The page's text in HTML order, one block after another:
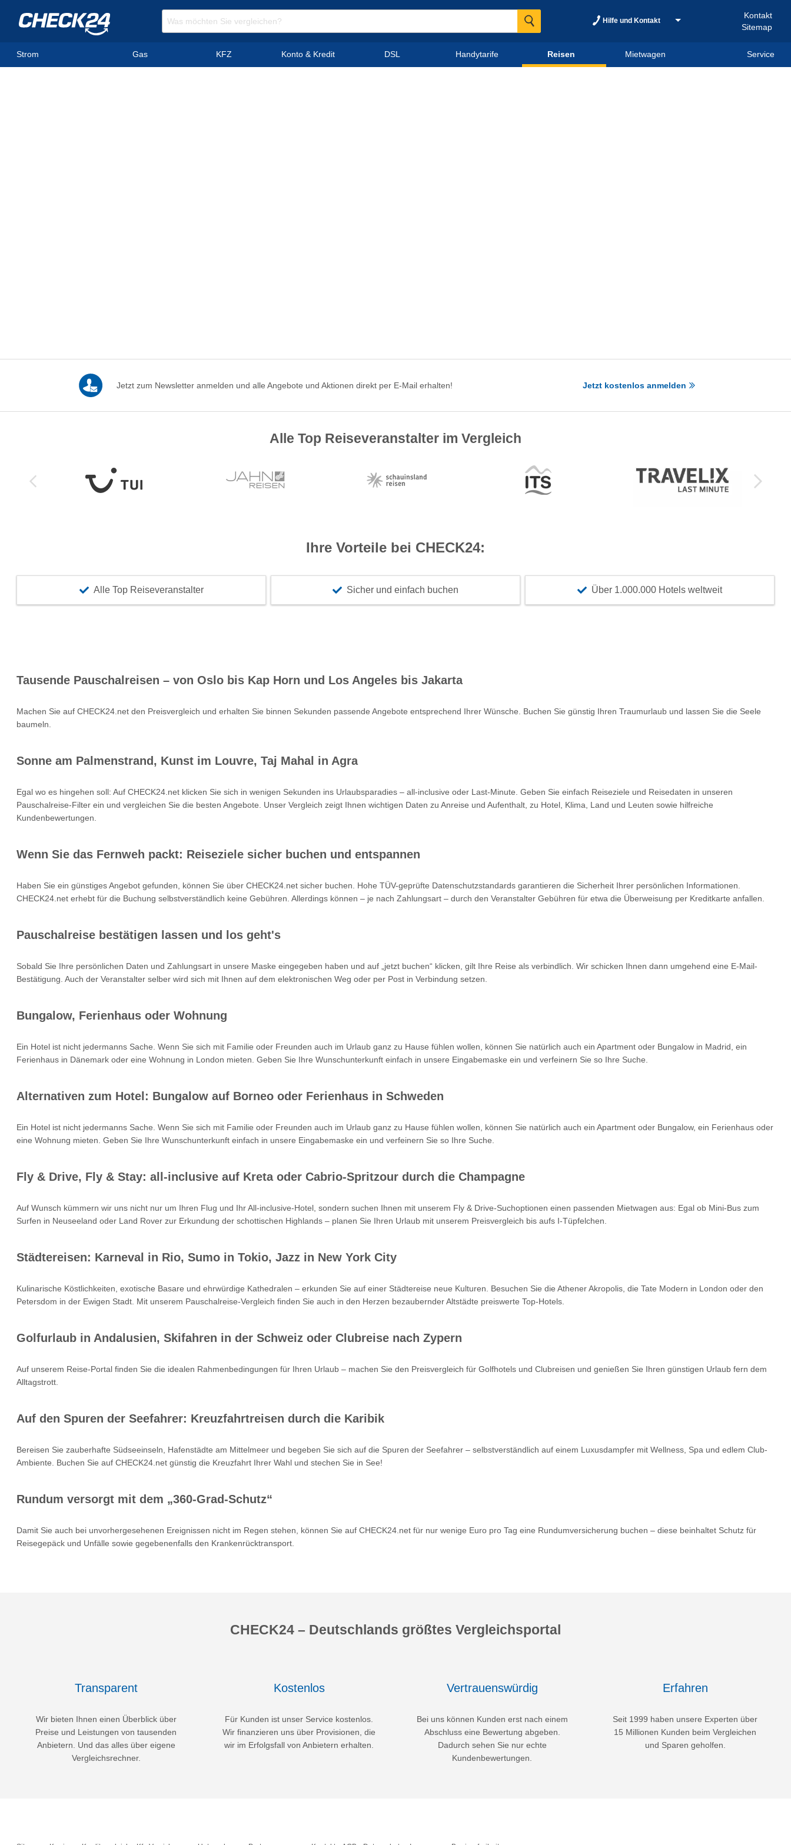
Hilfe und Kontakt
Kontakt
Sitemap
Strom Gas KFZ Konto & Kredit DSL Handytarife Reisen Mietwagen Service
Jetzt zum Newsletter anmelden und alle Angebote und Aktionen direkt per E-Mail erhalten! Jetzt kostenlos anmelden
Alle Top Reiseveranstalter im Vergleich
Ihre Vorteile bei CHECK24:
Alle Top Reiseveranstalter Sicher und einfach buchen Über 1.000.000 Hotels weltweit
Tausende Pauschalreisen – von Oslo bis Kap Horn und Los Angeles bis Jakarta
Machen Sie auf CHECK24.net den Preisvergleich und erhalten Sie binnen Sekunden passende Angebote entsprechend Ihrer Wünsche. Buchen Sie günstig Ihren Traumurlaub und lassen Sie die Seele
baumeln.
Sonne am Palmenstrand, Kunst im Louvre, Taj Mahal in Agra
Egal wo es hingehen soll: Auf CHECK24.net klicken Sie sich in wenigen Sekunden ins Urlaubsparadies – all-inclusive oder Last-Minute. Geben Sie einfach Reiseziele und Reisedaten in unseren
Pauschalreise-Filter ein und vergleichen Sie die besten Angebote. Unser Vergleich zeigt Ihnen wichtigen Daten zu Anreise und Aufenthalt, zu Hotel, Klima, Land und Leuten sowie hilfreiche
Kundenbewertungen.
Wenn Sie das Fernweh packt: Reiseziele sicher buchen und entspannen
Haben Sie ein günstiges Angebot gefunden, können Sie über CHECK24.net sicher buchen. Hohe TÜV-geprüfte Datenschutzstandards garantieren die Sicherheit Ihrer persönlichen Informationen.
CHECK24.net erhebt für die Buchung selbstverständlich keine Gebühren. Allerdings können – je nach Zahlungsart – durch den Veranstalter Gebühren für etwa die Überweisung per Kreditkarte anfallen.
Pauschalreise bestätigen lassen und los geht's
Sobald Sie Ihre persönlichen Daten und Zahlungsart in unsere Maske eingegeben haben und auf „jetzt buchen“ klicken, gilt Ihre Reise als verbindlich. Wir schicken Ihnen dann umgehend eine E-Mail-
Bestätigung. Auch der Veranstalter selber wird sich mit Ihnen auf dem elektronischen Weg oder per Post in Verbindung setzen.
Bungalow, Ferienhaus oder Wohnung
Ein Hotel ist nicht jedermanns Sache. Wenn Sie sich mit Familie oder Freunden auch im Urlaub ganz zu Hause fühlen wollen, können Sie natürlich auch ein Apartment oder Bungalow in Madrid, ein
Ferienhaus in Dänemark oder eine Wohnung in London mieten. Geben Sie Ihre Wunschunterkunft einfach in unsere Eingabemaske ein und verfeinern Sie so Ihre Suche.
Alternativen zum Hotel: Bungalow auf Borneo oder Ferienhaus in Schweden
Ein Hotel ist nicht jedermanns Sache. Wenn Sie sich mit Familie oder Freunden auch im Urlaub ganz zu Hause fühlen wollen, können Sie natürlich auch ein Apartment oder Bungalow, ein Ferienhaus oder
eine Wohnung mieten. Geben Sie Ihre Wunschunterkunft einfach in unsere Eingabemaske ein und verfeinern Sie so Ihre Suche.
Fly & Drive, Fly & Stay: all-inclusive auf Kreta oder Cabrio-Spritzour durch die Champagne
Auf Wunsch kümmern wir uns nicht nur um Ihren Flug und Ihr All-inclusive-Hotel, sondern suchen Ihnen mit unserem Fly & Drive-Suchoptionen einen passenden Mietwagen aus: Egal ob Mini-Bus zum
Surfen in Neuseeland oder Land Rover zur Erkundung der schottischen Highlands – planen Sie Ihren Urlaub mit unserem Preisvergleich bis aufs I-Tüpfelchen.
Städtereisen: Karneval in Rio, Sumo in Tokio, Jazz in New York City
Kulinarische Köstlichkeiten, exotische Basare und ehrwürdige Kathedralen – erkunden Sie auf einer Städtereise neue Kulturen. Besuchen Sie die Athener Akropolis, die Tate Modern in London oder den
Petersdom in der Ewigen Stadt. Mit unserem Pauschalreise-Vergleich finden Sie auch in den Herzen bezaubernder Altstädte preiswerte Top-Hotels.
Golfurlaub in Andalusien, Skifahren in der Schweiz oder Clubreise nach Zypern
Auf unserem Reise-Portal finden Sie die idealen Rahmenbedingungen für Ihren Urlaub – machen Sie den Preisvergleich für Golfhotels und Clubreisen und genießen Sie Ihren günstigen Urlaub fern dem
Alltagstrott.
Auf den Spuren der Seefahrer: Kreuzfahrtreisen durch die Karibik
Bereisen Sie zauberhafte Südseeinseln, Hafenstädte am Mittelmeer und begeben Sie sich auf die Spuren der Seefahrer – selbstverständlich auf einem Luxusdampfer mit Wellness, Spa und edlem Club-
Ambiente. Buchen Sie auf CHECK24.net günstig die Kreuzfahrt Ihrer Wahl und stechen Sie in See!
Rundum versorgt mit dem „360-Grad-Schutz“
Damit Sie auch bei unvorhergesehenen Ereignissen nicht im Regen stehen, können Sie auf CHECK24.net für nur wenige Euro pro Tag eine Rundumversicherung buchen – diese beinhaltet Schutz für
Reisegepäck und Unfälle sowie gegebenenfalls den Krankenrücktransport.
CHECK24 – Deutschlands größtes Vergleichsportal
Transparent
Wir bieten Ihnen einen Überblick über
Preise und Leistungen von tausenden
Anbietern. Und das alles über eigene
Vergleichsrechner.
Kostenlos
Für Kunden ist unser Service kostenlos.
Wir finanzieren uns über Provisionen, die
wir im Erfolgsfall von Anbietern erhalten.
Vertrauenswürdig
Bei uns können Kunden erst nach einem
Abschluss eine Bewertung abgeben.
Dadurch sehen Sie nur echte
Kundenbewertungen.
Erfahren
Seit 1999 haben unsere Experten über
15 Millionen Kunden beim Vergleichen
und Sparen geholfen.